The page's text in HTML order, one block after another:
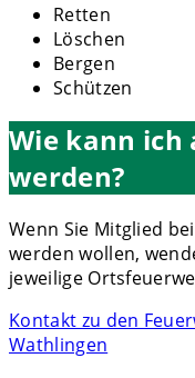
Retten
Löschen
Bergen
Schützen
Wie kann
werden?
Wenn Sie Mitglied
werden wollen,
jeweilige
Kontakt zu den
Wathlingen